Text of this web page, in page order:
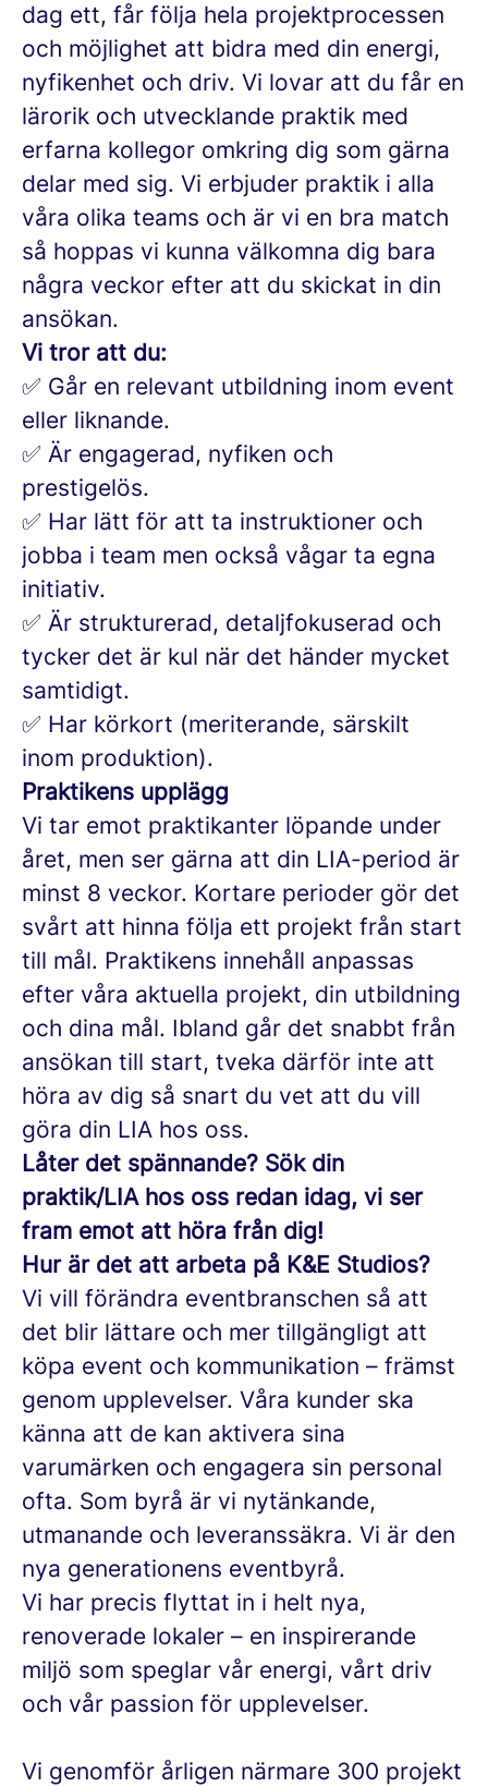
dag ett, får följa hela projektprocessen
och möjlighet att bidra med din energi,
nyfikenhet och driv. Vi lovar att du får en
lärorik och utvecklande praktik med
erfarna kollegor omkring dig som gärna
delar med sig. Vi erbjuder praktik i alla
våra olika teams och är vi en bra match
så hoppas vi kunna välkomna dig bara
några veckor efter att du skickat in din
ansökan.
Vi tror att du:
✅ Går en relevant utbildning inom event
eller liknande.
✅ Är engagerad, nyfiken och
prestigelös.
✅ Har lätt för att ta instruktioner och
jobba i team men också vågar ta egna
initiativ.
✅ Är strukturerad, detaljfokuserad och
tycker det är kul när det händer mycket
samtidigt.
✅ Har körkort (meriterande, särskilt
inom produktion).
Praktikens upplägg
Vi tar emot praktikanter löpande under
året, men ser gärna att din LIA-period är
minst 8 veckor. Kortare perioder gör det
svårt att hinna följa ett projekt från start
till mål. Praktikens innehåll anpassas
efter våra aktuella projekt, din utbildning
och dina mål. Ibland går det snabbt från
ansökan till start, tveka därför inte att
höra av dig så snart du vet att du vill
göra din LIA hos oss.
Låter det spännande? Sök din
praktik/LIA hos oss redan idag, vi ser
fram emot att höra från dig!
Hur är det att arbeta på K&E Studios?
Vi vill förändra eventbranschen så att
det blir lättare och mer tillgängligt att
köpa event och kommunikation – främst
genom upplevelser. Våra kunder ska
känna att de kan aktivera sina
varumärken och engagera sin personal
ofta. Som byrå är vi nytänkande,
utmanande och leveranssäkra. Vi är den
nya generationens eventbyrå.
Vi har precis flyttat in i helt nya,
renoverade lokaler – en inspirerande
miljö som speglar vår energi, vårt driv
och vår passion för upplevelser.
Vi genomför årligen närmare 300 projekt